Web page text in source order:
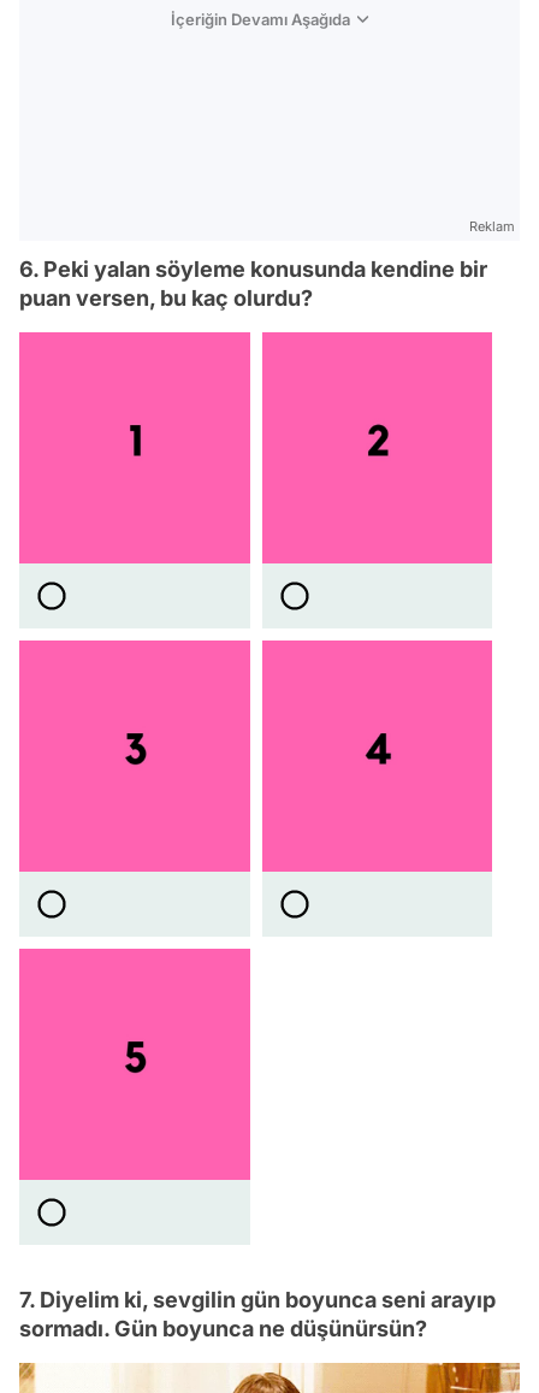
İçeriğin Devamı Aşağıda
Reklam
6. Peki yalan söyleme konusunda kendine bir
puan versen, bu kaç olurdu?
7. Diyelim ki, sevgilin gün boyunca seni arayıp
sormadı. Gün boyunca ne düşünürsün?